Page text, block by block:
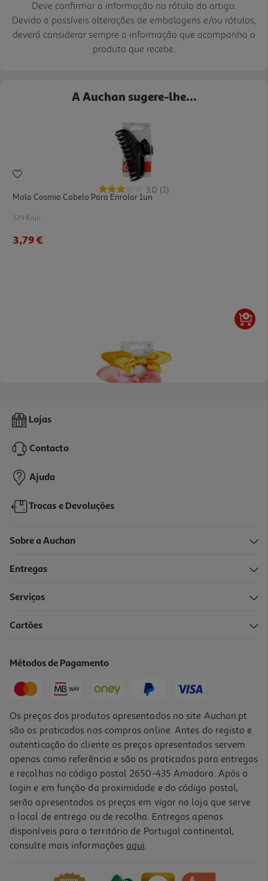
Deve confirmar a informação no rótulo do artigo.
Devido a possíveis alterações de embalagens e/ou rótulos,
deverá considerar sempre a informação que acompanha o
produto que recebe.
A Auchan sugere-lhe...
3.0 (1)
Mola Cosmia Cabelo Para Enrolar 1un
3.79 €/un
3,79 €
Elástico Cosmia Cabelo Franzidos Acetinados 2un
2,99 €
Elástico Cosmia Kids Cabelo Papillon 4un
Lojas
Contacto
Ajuda
Trocas e Devoluções
Sobre a Auchan
Entregas
Serviços
Cartões
Métodos de Pagamento
Os preços dos produtos apresentados no site Auchan.pt
são os praticados nas compras online. Antes do registo e
autenticação do cliente os preços apresentados servem
apenas como referência e são os praticados para entregas
e recolhas no código postal 2650-435 Amadora. Após o
login e em função da proximidade e do código postal,
serão apresentados os preços em vigor na loja que serve
o local de entrega ou de recolha. Entregas apenas
disponíveis para o território de Portugal continental,
consulte mais informações aqui.